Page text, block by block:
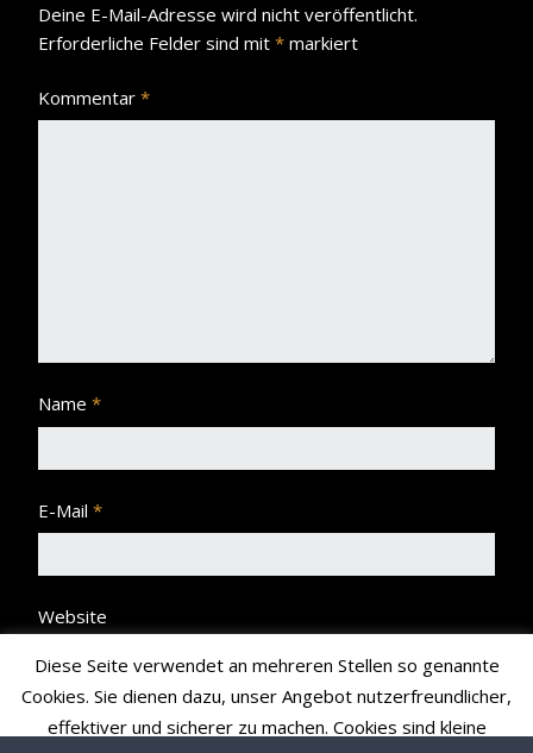
Deine E-Mail-Adresse wird nicht veröffentlicht.
Erforderliche Felder sind mit * markiert
Kommentar *
Name *
E-Mail *
Website
Diese Seite verwendet an mehreren Stellen so genannte
Cookies. Sie dienen dazu, unser Angebot nutzerfreundlicher,
effektiver und sicherer zu machen. Cookies sind kleine